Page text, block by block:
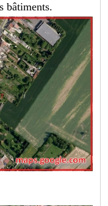
bâtiments.